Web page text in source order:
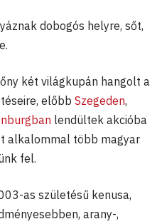
dobogós helyre, sőt,
két világkupán hangolt a
előbb Szegeden,
lendültek akcióba
alkalommal több magyar
fel.
as születésű kenusa,
arany-,